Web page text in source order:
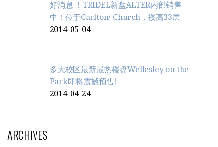
好消息 ！TRIDEL新盘ALTER内部销售
中！位于Carlton/ Church，楼高33层
2014-05-04
多大校区最新最热楼盘Wellesley on the
Park即将震撼预售!
2014-04-24
ARCHIVES